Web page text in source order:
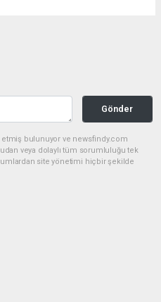
Gönder
etmiş bulunuyor ve newsfindy.com
veya dolaylı tüm sorumluluğu tek
site yönetimi hiçbir şekilde